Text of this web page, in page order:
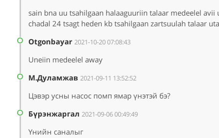
sain bna uu tsahilgaan halaaguuriin talaar medeelel
chadal 24 tsagt heden kb tsahilgaan zartsuulah talaar
Otgonbayar 2021-10-20 07:08:43
Uneiin medeelel away
М.Дуламжав 2021-09-11 13:52:52
Цэвэр усны насос помп ямар үнэтэй бэ?
Бүрэнжаргал 2021-09-06 00:49:49
Үнийн саналыг